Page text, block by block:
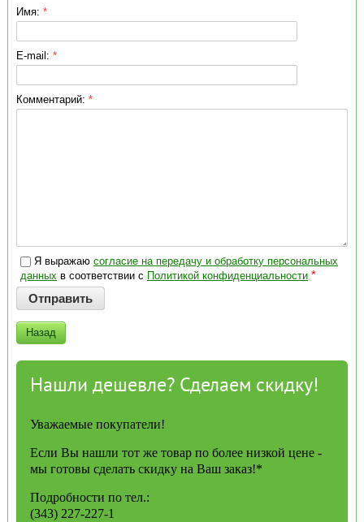
Имя: *
E-mail: *
Комментарий: *
Я выражаю согласие на передачу и обработку персональных
данных в соответствии с Политикой конфиденциальности *
Назад
Нашли дешевле? Сделаем скидку!
Уважаемые покупатели!
Если Вы нашли тот же товар по более низкой цене -
мы готовы сделать скидку на Ваш заказ!*
Подробности по тел.:
(343) 227-227-1